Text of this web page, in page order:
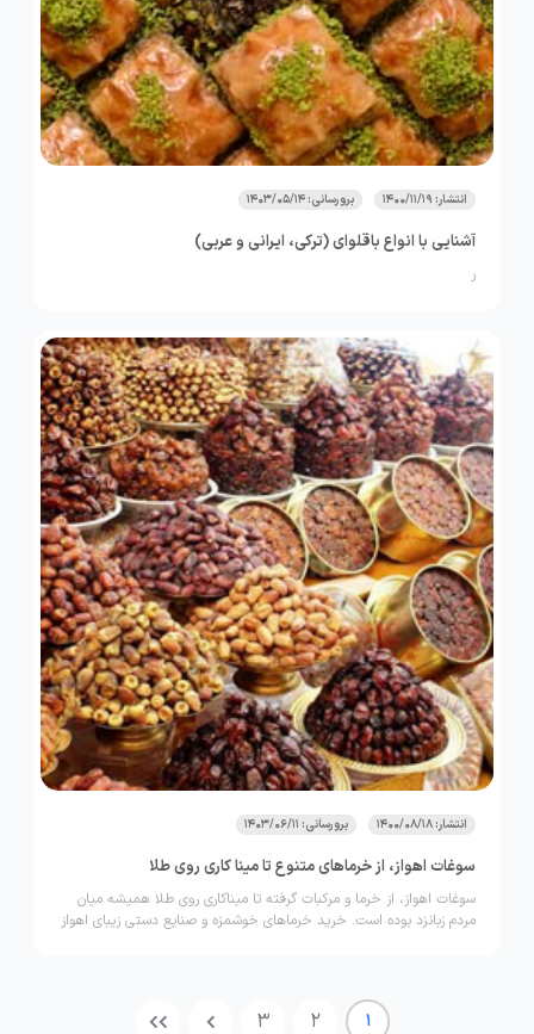
انتشار: 1400/11/19 برورسانی: 1403/05/14
آشنایی با انواع باقلوای (ترکی، ایرانی و عربی)
ر
انتشار: 1400/08/18 برورسانی: 1403/06/11
سوغات اهواز، از خرماهای متنوع تا مینا کاری روی طلا
سوغات اهواز، از خرما و مرکبات گرفته تا میناکاری روی طلا همیشه میان
مردم زبانزد بوده است. خرید خرماهای خوشمزه و صنایع دستی زیبای اهواز
1
2
3